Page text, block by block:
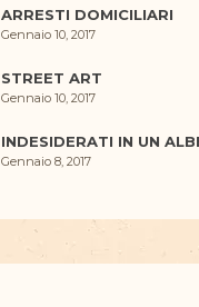
ARRESTI DOMICILIARI
Gennaio 10, 2017
STREET ART
Gennaio 10, 2017
INDESIDERATI IN UN
Gennaio 8, 2017